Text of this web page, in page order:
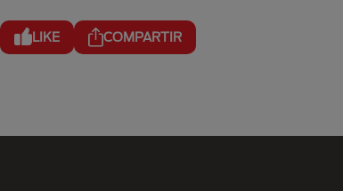
LIKE COMPARTIR